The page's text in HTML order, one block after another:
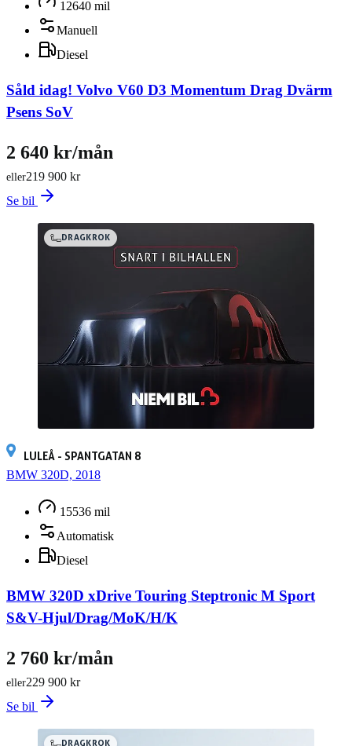
12640 mil
Manuell
Diesel
Såld idag! Volvo V60 D3 Momentum Drag Dvärm
Psens SoV
219 900 kr
eller
2 640 kr/mån
Se bil
DRAGKROK
LULEÅ - SPANTGATAN 8
BMW 320D, 2018
15536 mil
Automatisk
Diesel
BMW 320D xDrive Touring Steptronic M Sport
S&V-Hjul/Drag/MoK/H/K
229 900 kr
eller
2 760 kr/mån
Se bil
DRAGKROK